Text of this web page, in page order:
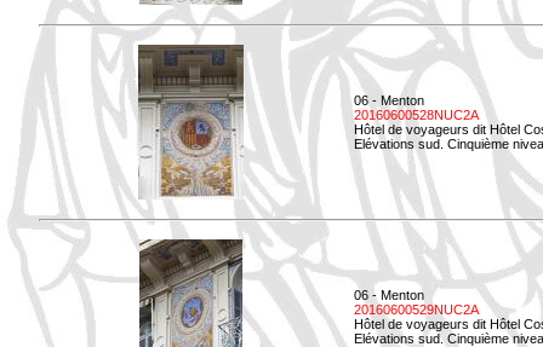
06 - Menton
20160600528NUC2A
Hôtel de voyageurs dit Hôtel
Elévations sud. Cinquième
06 - Menton
20160600529NUC2A
Hôtel de voyageurs dit Hôtel
Elévations sud. Cinquième